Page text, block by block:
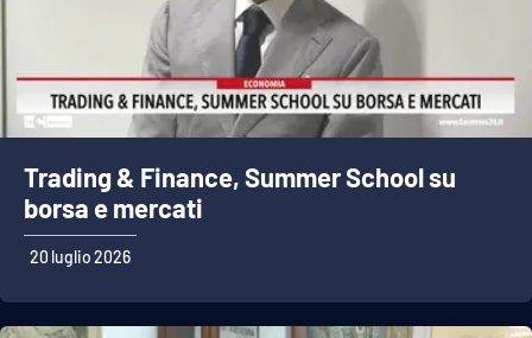
Trading & Finance, Summer School su
borsa e mercati
20 luglio 2026